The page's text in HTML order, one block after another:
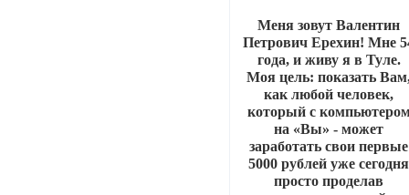
Меня зовут Валентин
Петрович Ерехин! Мне
года, и живу я в Туле.
Моя цель: показать
как любой человек,
который с
на «Вы» - может
заработать свои первые
5000 рублей уже сегодня
просто проделав